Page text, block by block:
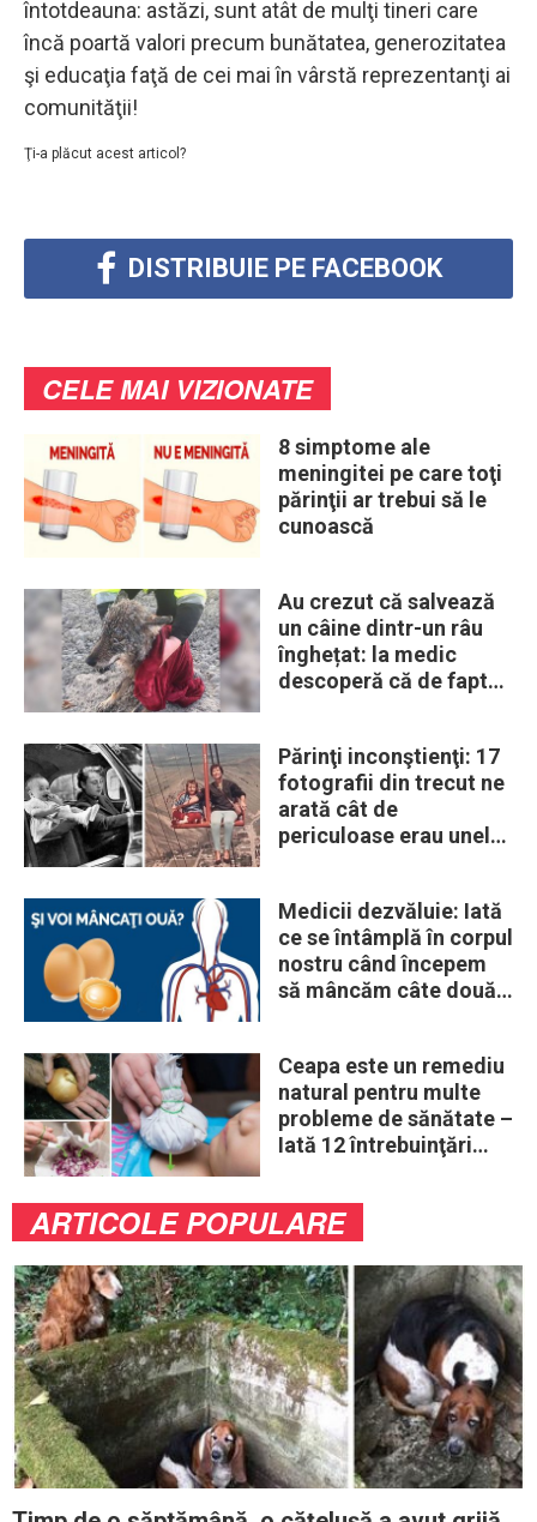
întotdeauna: astăzi, sunt atât de mulţi tineri care
încă poartă valori precum bunătatea, generozitatea
şi educaţia faţă de cei mai în vârstă reprezentanţi ai
comunităţii!
Ţi-a plăcut acest articol?
DISTRIBUIE PE FACEBOOK
CELE MAI VIZIONATE
8 simptome ale
meningitei pe care toţi
părinţii ar trebui să le
cunoască
Au crezut că salvează
un câine dintr-un râu
înghețat: la medic
descoperă că de fapt
Părinţi inconştienţi: 17
fotografii din trecut ne
arată cât de
periculoase erau unele
Medicii dezvăluie: Iată
ce se întâmplă în corpul
nostru când începem
să mâncăm câte două
Ceapa este un remediu
natural pentru multe
probleme de sănătate –
Iată 12 întrebuinţări
ARTICOLE POPULARE